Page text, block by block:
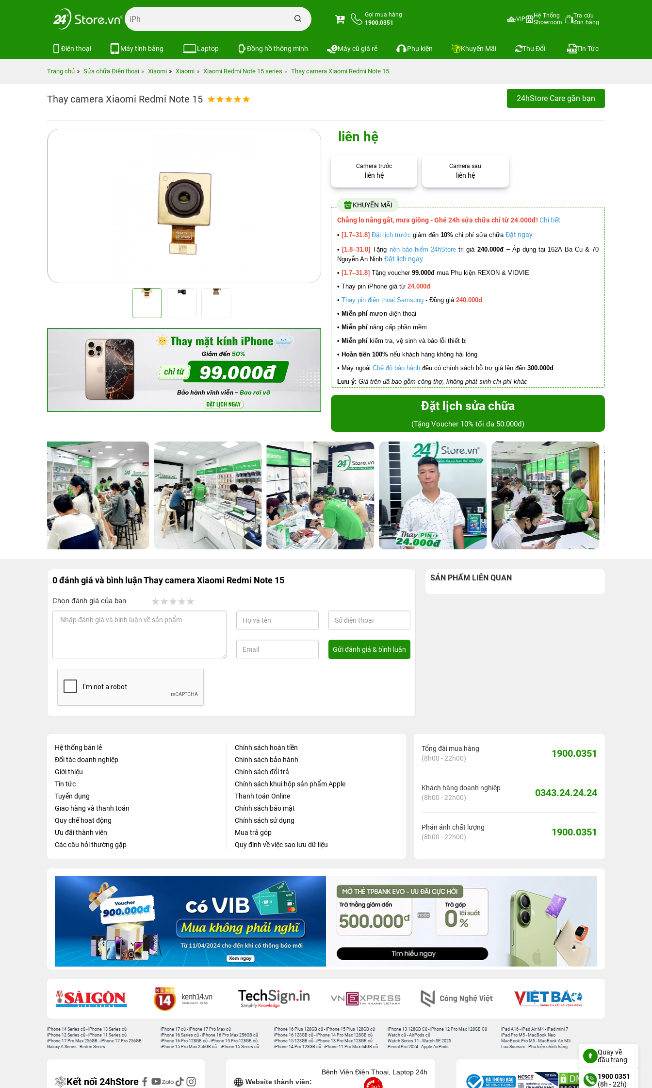
Gọi mua hàng
1900.0351
VIP
Hệ Thống
Showroom
Tra cứu
đơn hàng
Điện thoại Máy tính bảng Laptop Đồng hồ thông minh Máy cũ giá rẻ Phụ kiện Khuyến Mãi Thu Đổi Tin Tức
Trang chủ Sửa chữa Điện thoại Xiaomi Xiaomi Xiaomi Redmi Note 15 series Thay camera Xiaomi Redmi Note 15
Thay camera Xiaomi Redmi Note 15 24hStore Care gần bạn
liên hệ
Camera trước
liên hệ
Camera sau
liên hệ
KHUYẾN MÃI
Chẳng lo nắng gắt, mưa giông - Ghé 24h sửa chữa chỉ từ 24.000đ! Chi tiết
• [1.7–31.8] Đặt lịch trước giảm đến 10% chi phí sửa chữa Đặt ngay
• [1.8–31.8] Tặng nón bảo hiểm 24hStore trị giá 240.000đ – Áp dụng tại 162A Ba Cu & 70
Nguyễn An Ninh Đặt lịch ngay
• [1.7–31.8] Tặng voucher 99.000đ mua Phụ kiện REXON & VIDVIE
• Thay pin iPhone giá từ 24.000đ
• Thay pin điện thoại Samsung - Đồng giá 240.000đ
• Miễn phí mượn điện thoại
• Miễn phí nâng cấp phần mềm
• Miễn phí kiểm tra, vệ sinh và báo lỗi thiết bị
• Hoàn tiền 100% nếu khách hàng không hài lòng
• Máy ngoài Chế độ bảo hành đều có chính sách hỗ trợ giá lên đến 300.000đ
Lưu ý: Giá trên đã bao gồm công thợ, không phát sinh chi phí khác
Đặt lịch sửa chữa
(Tặng Voucher 10% tối đa 50.000đ)
0 đánh giá và bình luậnThay camera Xiaomi Redmi Note 15
Chọn đánh giá của bạn
SẢN PHẨM LIÊN QUAN
Hệ thống bán lẻ
Đối tác doanh nghiệp
Giới thiệu
Tin tức
Tuyển dụng
Giao hàng và thanh toán
Quy chế hoạt động
Ưu đãi thành viên
Các câu hỏi thường gặp
Chính sách hoàn tiền
Chính sách bảo hành
Chính sách đổi trả
Chính sách khui hộp sản phẩm Apple
Thanh toán Online
Chính sách bảo mật
Chính sách sử dụng
Mua trả góp
Quy định về việc sao lưu dữ liệu
Tổng đài mua hàng
(8h00 - 22h00)
1900.0351
Khách hàng doanh nghiệp
(8h00 - 22h00)
0343.24.24.24
Phản ánh chất lượng
(8h00 - 22h00)
1900.0351
iPhone 14 Series cũ -iPhone 13 Series cũ
iPhone 12 Series cũ -iPhone 11 Series cũ
iPhone 17 Pro Max 256GB -iPhone 17 Pro 256GB
Galaxy A Series - Redmi Series
iPhone 17 cũ -iPhone 17 Pro Max cũ
iPhone 16 Series cũ - iPhone 16 Pro Max 256GB cũ
iPhone 16 Pro 128GB cũ -iPhone 15 Pro 128GB cũ
iPhone 15 Pro Max 256GB cũ - iPhone 15 Series cũ
iPhone 16 Plus 128GB cũ -iPhone 15 Plus 128GB cũ
iPhone 16 128GB cũ -iPhone 14 Pro Max 128GB cũ
iPhone 15 128GB cũ -iPhone 13 Pro Max 128GB cũ
iPhone 14 Pro 128GB cũ -iPhone 11 Pro Max 64GB cũ
iPhone 13 128GB Cũ -iPhone 12 Pro Max 128GB Cũ
Watch cũ -AirPods cũ
Watch Series 11 -Watch SE 2025
Pencil Pro 2024 -Apple AirPods
iPad A16 -iPad Air M4 -iPad mini 7
iPad Pro M5 - MacBook Neo
MacBook Pro M5 - MacBook Air M5
Loa Sounarc - Phụ kiện chính hãng
Kết nối 24hStore Website thành viên:
Bệnh Viện Điện Thoại, Laptop 24h
Quay về
đầu trang
1900 0351
(8h - 22h)